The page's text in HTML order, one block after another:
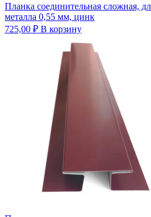
Планка соединительная сложная,
металла 0,55 мм, цинк
725,00 ₽ В корзину